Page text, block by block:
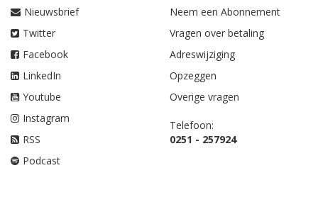
Nieuwsbrief
Twitter
Facebook
LinkedIn
Youtube
Instagram
RSS
Podcast
Neem een Abonnement
Vragen over betaling
Adreswijziging
Opzeggen
Overige vragen
Telefoon:
0251 - 257924